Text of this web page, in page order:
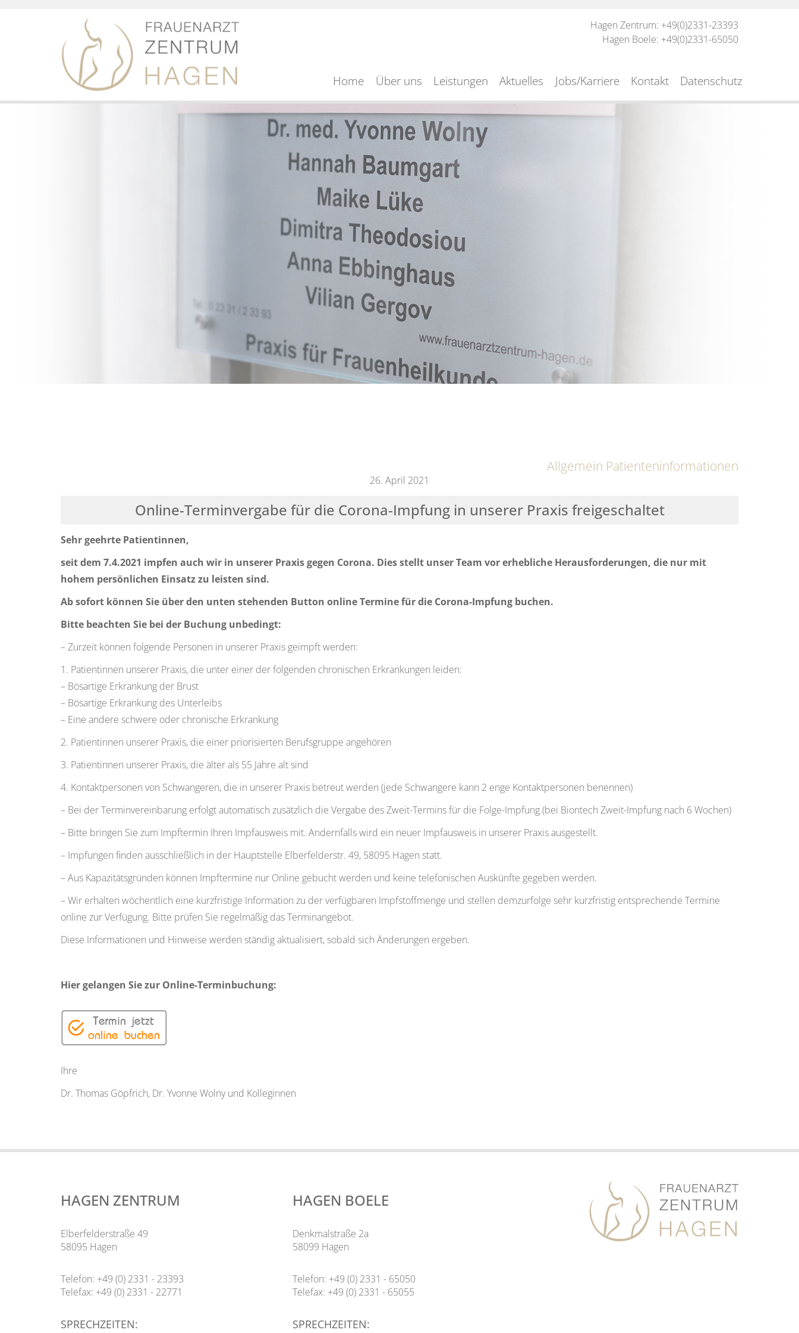
Hagen Zentrum: +49(0)2331-23393
Hagen Boele: +49(0)2331-65050
Home Über uns Leistungen Aktuelles Jobs/Karriere Kontakt Datenschutz
26. April 2021
Allgemein Patienteninformationen
Online-Terminvergabe für die Corona-Impfung in unserer Praxis freigeschaltet
Sehr geehrte Patientinnen,
seit dem 7.4.2021 impfen auch wir in unserer Praxis gegen Corona. Dies stellt unser Team vor erhebliche Herausforderungen, die nur mit
hohem persönlichen Einsatz zu leisten sind.
Ab sofort können Sie über den unten stehenden Button online Termine für die Corona-Impfung buchen.
Bitte beachten Sie bei der Buchung unbedingt:
– Zurzeit können folgende Personen in unserer Praxis geimpft werden:
1. Patientinnen unserer Praxis, die unter einer der folgenden chronischen Erkrankungen leiden:
– Bösartige Erkrankung der Brust
– Bösartige Erkrankung des Unterleibs
– Eine andere schwere oder chronische Erkrankung
2. Patientinnen unserer Praxis, die einer priorisierten Berufsgruppe angehören
3. Patientinnen unserer Praxis, die älter als 55 Jahre alt sind
4. Kontaktpersonen von Schwangeren, die in unserer Praxis betreut werden (jede Schwangere kann 2 enge Kontaktpersonen benennen)
– Bei der Terminvereinbarung erfolgt automatisch zusätzlich die Vergabe des Zweit-Termins für die Folge-Impfung (bei Biontech Zweit-Impfung nach 6 Wochen)
– Bitte bringen Sie zum Impftermin Ihren Impfausweis mit. Andernfalls wird ein neuer Impfausweis in unserer Praxis ausgestellt.
– Impfungen finden ausschließlich in der Hauptstelle Elberfelderstr. 49, 58095 Hagen statt.
– Aus Kapazitätsgründen können Impftermine nur Online gebucht werden und keine telefonischen Auskünfte gegeben werden.
– Wir erhalten wöchentlich eine kurzfristige Information zu der verfügbaren Impfstoffmenge und stellen demzurfolge sehr kurzfristig entsprechende Termine
online zur Verfügung. Bitte prüfen Sie regelmäßig das Terminangebot.
Diese Informationen und Hinweise werden ständig aktualisiert, sobald sich Änderungen ergeben.
Hier gelangen Sie zur Online-Terminbuchung:
Ihre
Dr. Thomas Göpfrich, Dr. Yvonne Wolny und Kolleginnen
HAGEN ZENTRUM
Elberfelderstraße 49
58095 Hagen
Telefon: +49 (0) 2331 - 23393
Telefax: +49 (0) 2331 - 22771
SPRECHZEITEN:
HAGEN BOELE
Denkmalstraße 2a
58099 Hagen
Telefon: +49 (0) 2331 - 65050
Telefax: +49 (0) 2331 - 65055
SPRECHZEITEN: